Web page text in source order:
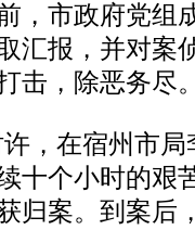
，市政府党组
汇报，并对案
击，除恶务尽
在宿州市局
十个小时的艰
归案。到案后
验爱情哲学 南